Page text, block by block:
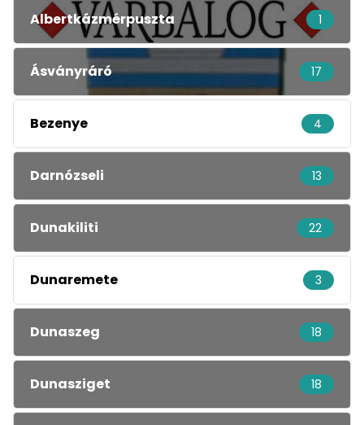
Albertkázmérpuszta 1
Ásványráró 17
Bezenye 4
Darnózseli 13
Dunakiliti 22
Dunaremete 3
Dunaszeg 18
Dunasziget 18